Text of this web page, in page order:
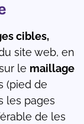
cibles,
site web, en
le maillage
(pied de
les pages
de les